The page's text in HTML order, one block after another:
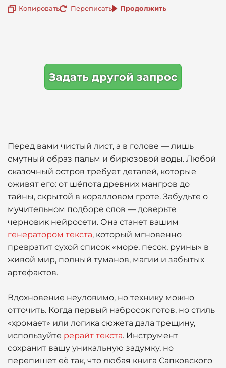
Копировать Переписать Продолжить
Задать другой запрос
Перед вами чистый лист, а в голове — лишь
смутный образ пальм и бирюзовой воды. Любой
сказочный остров требует деталей, которые
оживят его: от шёпота древних мангров до
тайны, скрытой в коралловом гроте. Забудьте о
мучительном подборе слов — доверьте
черновик нейросети. Она станет вашим
генератором текста, который мгновенно
превратит сухой список «море, песок, руины» в
живой мир, полный туманов, магии и забытых
артефактов.
Вдохновение неуловимо, но технику можно
отточить. Когда первый набросок готов, но стиль
«хромает» или логика сюжета дала трещину,
используйте рерайт текста. Инструмент
сохранит вашу уникальную задумку, но
перепишет её так, что любая книга Сапковского